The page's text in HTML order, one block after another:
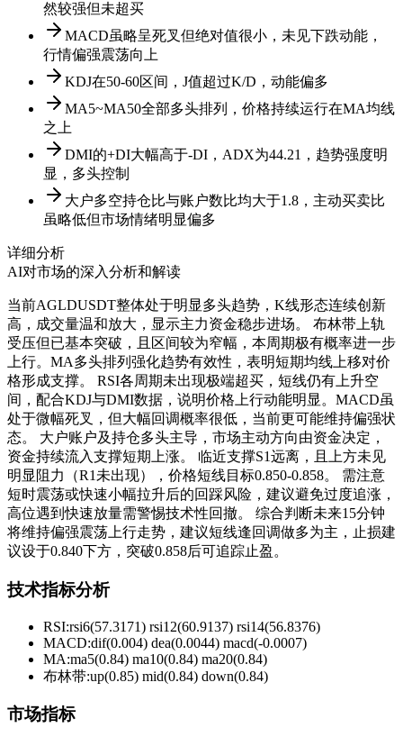
然较强但未超买
MACD虽略呈死叉但绝对值很小，未见下跌动能，
行情偏强震荡向上
KDJ在50-60区间，J值超过K/D，动能偏多
MA5~MA50全部多头排列，价格持续运行在MA均线
之上
DMI的+DI大幅高于-DI，ADX为44.21，趋势强度明
显，多头控制
大户多空持仓比与账户数比均大于1.8，主动买卖比
虽略低但市场情绪明显偏多
详细分析
AI对市场的深入分析和解读
当前AGLDUSDT整体处于明显多头趋势，K线形态连续创新
高，成交量温和放大，显示主力资金稳步进场。 布林带上轨
受压但已基本突破，且区间较为窄幅，本周期极有概率进一步
上行。MA多头排列强化趋势有效性，表明短期均线上移对价
格形成支撑。 RSI各周期未出现极端超买，短线仍有上升空
间，配合KDJ与DMI数据，说明价格上行动能明显。MACD虽
处于微幅死叉，但大幅回调概率很低，当前更可能维持偏强状
态。 大户账户及持仓多头主导，市场主动方向由资金决定，
资金持续流入支撑短期上涨。 临近支撑S1远离，且上方未见
明显阻力（R1未出现），价格短线目标0.850-0.858。 需注意
短时震荡或快速小幅拉升后的回踩风险，建议避免过度追涨，
高位遇到快速放量需警惕技术性回撤。 综合判断未来15分钟
将维持偏强震荡上行走势，建议短线逢回调做多为主，止损建
议设于0.840下方，突破0.858后可追踪止盈。
技术指标分析
RSI:rsi6(57.3171) rsi12(60.9137) rsi14(56.8376)
MACD:dif(0.004) dea(0.0044) macd(-0.0007)
MA:ma5(0.84) ma10(0.84) ma20(0.84)
布林带:up(0.85) mid(0.84) down(0.84)
市场指标